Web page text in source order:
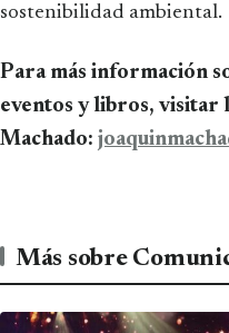
sostenibilidad ambiental.
Para más información
eventos y libros, visitar
Machado:
Más sobre